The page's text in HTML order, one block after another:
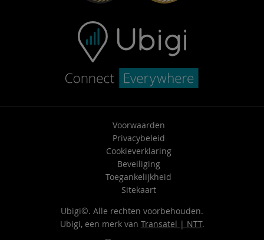
Voorwaarden
Privacybeleid
Cookieverklaring
Beveiliging
Toegankelijkheid
Sitekaart
Ubigi©. Alle rechten voorbehouden.
Ubigi, een merk van Transatel | NTT.